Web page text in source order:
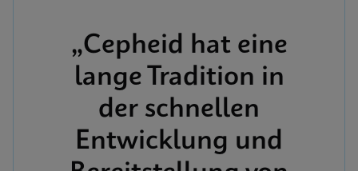
„Cepheid hat eine
lange Tradition in
der schnellen
Entwicklung und